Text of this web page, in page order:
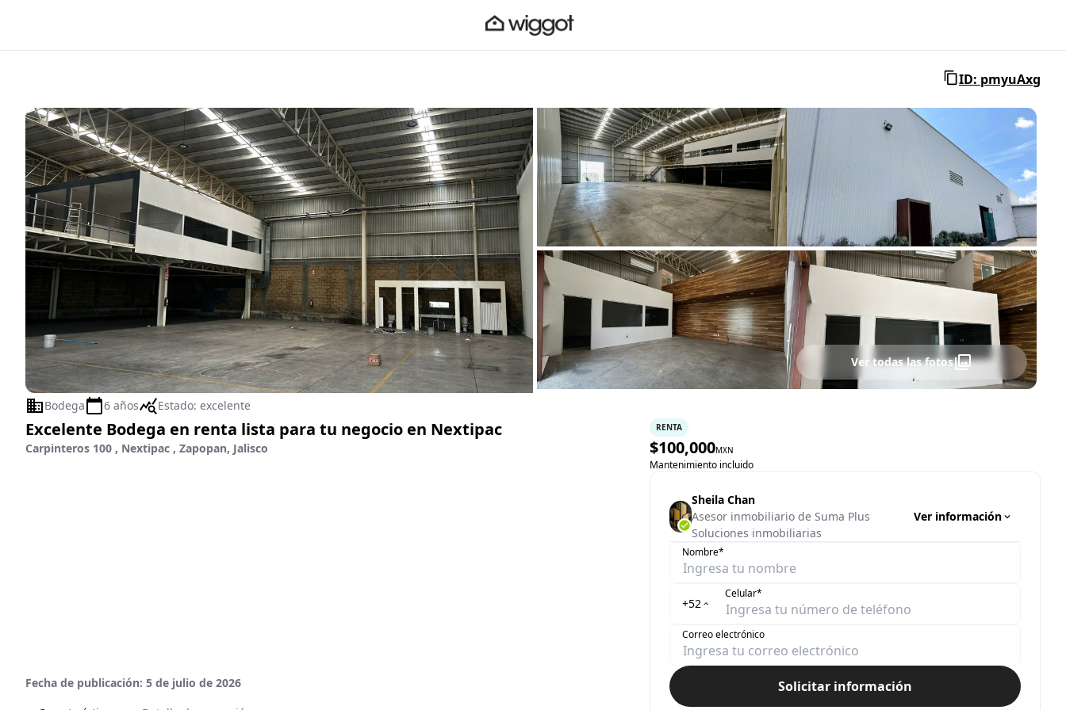
ID: pmyuAxg
Ver todas las fotos
Bodega 6 años Estado: excelente
Excelente Bodega en renta lista para tu negocio en Nextipac
Carpinteros 100 , Nextipac , Zapopan, Jalisco
Fecha de publicación: 5 de julio de 2026
RENTA
$100,000MXN
Mantenimiento incluido
Sheila Chan
Asesor inmobiliario de Suma Plus
Soluciones inmobiliarias
Ver información
Nombre*
+52
Celular*
Correo electrónico
Solicitar información